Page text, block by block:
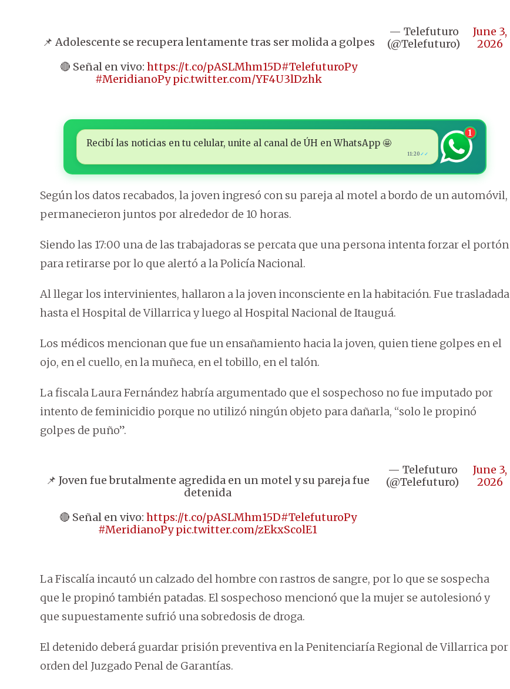
📌 Adolescente se recupera lentamente tras ser molida a golpes
🔴 Señal en vivo: https://t.co/pASLMhm15D#TelefuturoPy
#MeridianoPy pic.twitter.com/YF4U3lDzhk
— Telefuturo
(@Telefuturo)
June 3,
2026
Recibí las noticias en tu celular, unite al canal de ÚH en WhatsApp 🤩
11:20 ✓✓
1
Según los datos recabados, la joven ingresó con su pareja al motel a bordo de un automóvil,
permanecieron juntos por alrededor de 10 horas.
Siendo las 17:00 una de las trabajadoras se percata que una persona intenta forzar el portón
para retirarse por lo que alertó a la Policía Nacional.
Al llegar los intervinientes, hallaron a la joven inconsciente en la habitación. Fue trasladada
hasta el Hospital de Villarrica y luego al Hospital Nacional de Itauguá.
Los médicos mencionan que fue un ensañamiento hacia la joven, quien tiene golpes en el
ojo, en el cuello, en la muñeca, en el tobillo, en el talón.
La fiscala Laura Fernández habría argumentado que el sospechoso no fue imputado por
intento de feminicidio porque no utilizó ningún objeto para dañarla, “solo le propinó
golpes de puño”.
📌 Joven fue brutalmente agredida en un motel y su pareja fue
detenida
🔴 Señal en vivo: https://t.co/pASLMhm15D#TelefuturoPy
#MeridianoPy pic.twitter.com/zEkxScolE1
— Telefuturo
(@Telefuturo)
June 3,
2026
La Fiscalía incautó un calzado del hombre con rastros de sangre, por lo que se sospecha
que le propinó también patadas. El sospechoso mencionó que la mujer se autolesionó y
que supuestamente sufrió una sobredosis de droga.
El detenido deberá guardar prisión preventiva en la Penitenciaría Regional de Villarrica por
orden del Juzgado Penal de Garantías.